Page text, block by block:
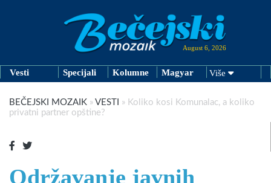
August 6, 2026
Vesti Specijali Kolumne Magyar Više
BEČEJSKI MOZAIK » VESTI » Koliko kosi Komunalac, a koliko
privatni partner opštine?
Održavanje javnih